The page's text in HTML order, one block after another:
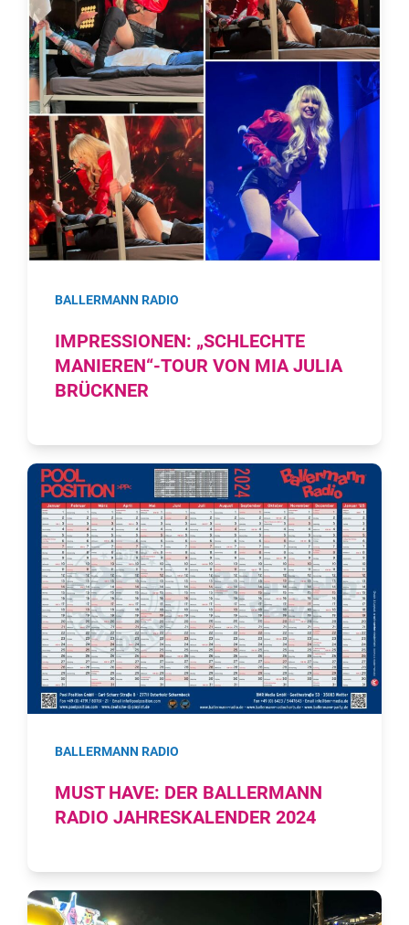
BALLERMANN RADIO
IMPRESSIONEN: „SCHLECHTE
MANIEREN“-TOUR VON MIA JULIA
BRÜCKNER
BALLERMANN RADIO
MUST HAVE: DER BALLERMANN
RADIO JAHRESKALENDER 2024